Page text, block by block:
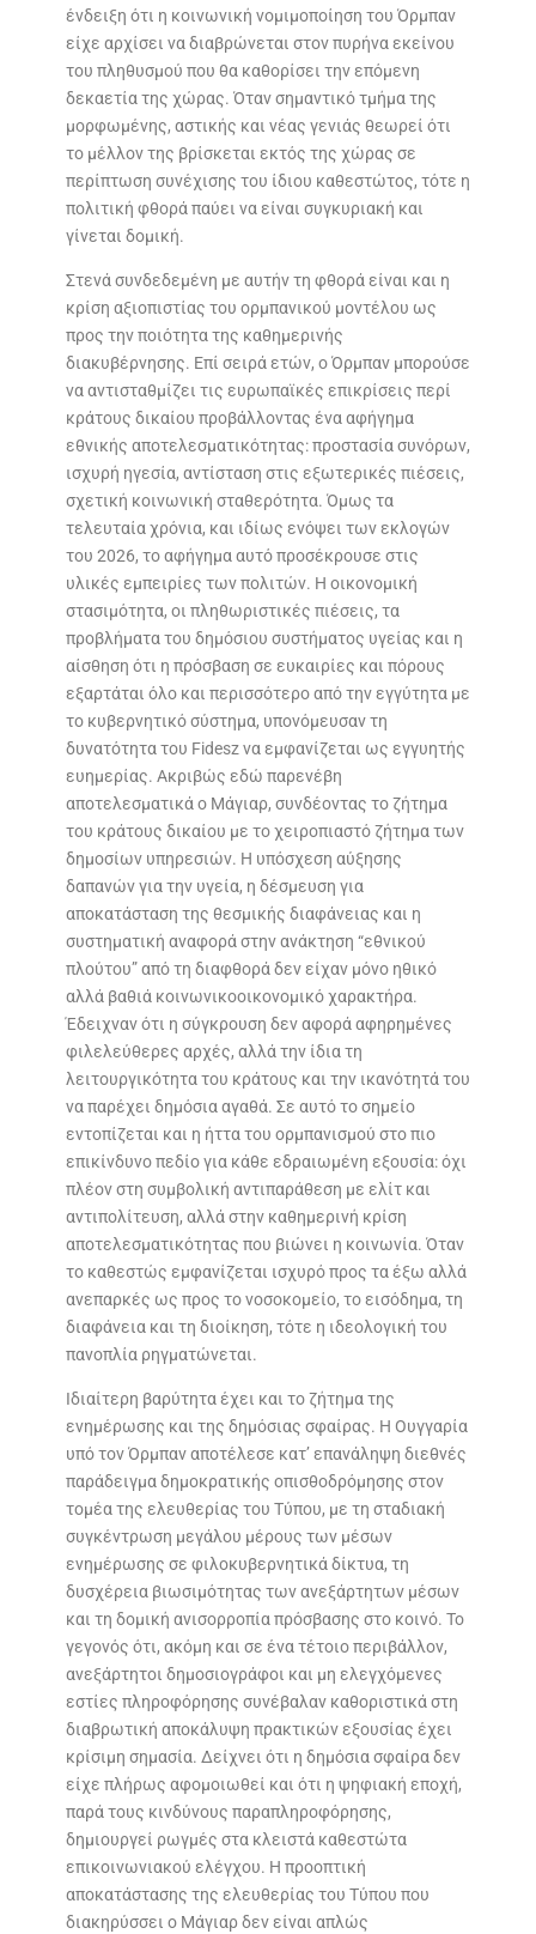
ένδειξη ότι η κοινωνική νομιμοποίηση του Όρμπαν
είχε αρχίσει να διαβρώνεται στον πυρήνα εκείνου
του πληθυσμού που θα καθορίσει την επόμενη
δεκαετία της χώρας. Όταν σημαντικό τμήμα της
μορφωμένης, αστικής και νέας γενιάς θεωρεί ότι
το μέλλον της βρίσκεται εκτός της χώρας σε
περίπτωση συνέχισης του ίδιου καθεστώτος, τότε η
πολιτική φθορά παύει να είναι συγκυριακή και
γίνεται δομική.
Στενά συνδεδεμένη με αυτήν τη φθορά είναι και η
κρίση αξιοπιστίας του ορμπανικού μοντέλου ως
προς την ποιότητα της καθημερινής
διακυβέρνησης. Επί σειρά ετών, ο Όρμπαν μπορούσε
να αντισταθμίζει τις ευρωπαϊκές επικρίσεις περί
κράτους δικαίου προβάλλοντας ένα αφήγημα
εθνικής αποτελεσματικότητας: προστασία συνόρων,
ισχυρή ηγεσία, αντίσταση στις εξωτερικές πιέσεις,
σχετική κοινωνική σταθερότητα. Όμως τα
τελευταία χρόνια, και ιδίως ενόψει των εκλογών
του 2026, το αφήγημα αυτό προσέκρουσε στις
υλικές εμπειρίες των πολιτών. Η οικονομική
στασιμότητα, οι πληθωριστικές πιέσεις, τα
προβλήματα του δημόσιου συστήματος υγείας και η
αίσθηση ότι η πρόσβαση σε ευκαιρίες και πόρους
εξαρτάται όλο και περισσότερο από την εγγύτητα με
το κυβερνητικό σύστημα, υπονόμευσαν τη
δυνατότητα του Fidesz να εμφανίζεται ως εγγυητής
ευημερίας. Ακριβώς εδώ παρενέβη
αποτελεσματικά ο Μάγιαρ, συνδέοντας το ζήτημα
του κράτους δικαίου με το χειροπιαστό ζήτημα των
δημοσίων υπηρεσιών. Η υπόσχεση αύξησης
δαπανών για την υγεία, η δέσμευση για
αποκατάσταση της θεσμικής διαφάνειας και η
συστηματική αναφορά στην ανάκτηση “εθνικού
πλούτου” από τη διαφθορά δεν είχαν μόνο ηθικό
αλλά βαθιά κοινωνικοοικονομικό χαρακτήρα.
Έδειχναν ότι η σύγκρουση δεν αφορά αφηρημένες
φιλελεύθερες αρχές, αλλά την ίδια τη
λειτουργικότητα του κράτους και την ικανότητά του
να παρέχει δημόσια αγαθά. Σε αυτό το σημείο
εντοπίζεται και η ήττα του ορμπανισμού στο πιο
επικίνδυνο πεδίο για κάθε εδραιωμένη εξουσία: όχι
πλέον στη συμβολική αντιπαράθεση με ελίτ και
αντιπολίτευση, αλλά στην καθημερινή κρίση
αποτελεσματικότητας που βιώνει η κοινωνία. Όταν
το καθεστώς εμφανίζεται ισχυρό προς τα έξω αλλά
ανεπαρκές ως προς το νοσοκομείο, το εισόδημα, τη
διαφάνεια και τη διοίκηση, τότε η ιδεολογική του
πανοπλία ρηγματώνεται.
Ιδιαίτερη βαρύτητα έχει και το ζήτημα της
ενημέρωσης και της δημόσιας σφαίρας. Η Ουγγαρία
υπό τον Όρμπαν αποτέλεσε κατ’ επανάληψη διεθνές
παράδειγμα δημοκρατικής οπισθοδρόμησης στον
τομέα της ελευθερίας του Τύπου, με τη σταδιακή
συγκέντρωση μεγάλου μέρους των μέσων
ενημέρωσης σε φιλοκυβερνητικά δίκτυα, τη
δυσχέρεια βιωσιμότητας των ανεξάρτητων μέσων
και τη δομική ανισορροπία πρόσβασης στο κοινό. Το
γεγονός ότι, ακόμη και σε ένα τέτοιο περιβάλλον,
ανεξάρτητοι δημοσιογράφοι και μη ελεγχόμενες
εστίες πληροφόρησης συνέβαλαν καθοριστικά στη
διαβρωτική αποκάλυψη πρακτικών εξουσίας έχει
κρίσιμη σημασία. Δείχνει ότι η δημόσια σφαίρα δεν
είχε πλήρως αφομοιωθεί και ότι η ψηφιακή εποχή,
παρά τους κινδύνους παραπληροφόρησης,
δημιουργεί ρωγμές στα κλειστά καθεστώτα
επικοινωνιακού ελέγχου. Η προοπτική
αποκατάστασης της ελευθερίας του Τύπου που
διακηρύσσει ο Μάγιαρ δεν είναι απλώς